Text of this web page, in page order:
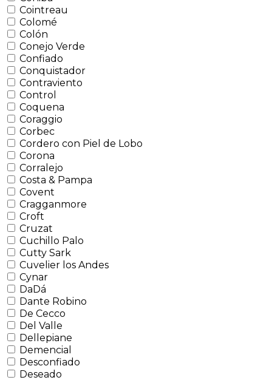
Cointreau
Colomé
Colón
Conejo Verde
Confiado
Conquistador
Contraviento
Control
Coquena
Coraggio
Corbec
Cordero con Piel de Lobo
Corona
Corralejo
Costa & Pampa
Covent
Cragganmore
Croft
Cruzat
Cuchillo Palo
Cutty Sark
Cuvelier los Andes
Cynar
DaDá
Dante Robino
De Cecco
Del Valle
Dellepiane
Demencial
Desconfiado
Deseado